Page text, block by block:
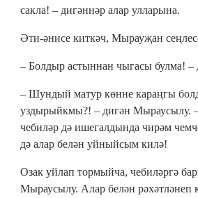
сакла! – дигәннәр алар улларына.
Әти-әнисе киткәч, Мырауҗан
– Болдыр астыннан чыгасы булма! –
– Шундый матур көнне караңгы
уздырыйкмы?! – дигән Мыраусылу.
чебиләр дә ишегалдында чирәм
дә алар белән уйныйсым килә!
Озак уйлап тормыйча, чебиләргә
Мыраусылу. Алар белән рәхәтләнеп